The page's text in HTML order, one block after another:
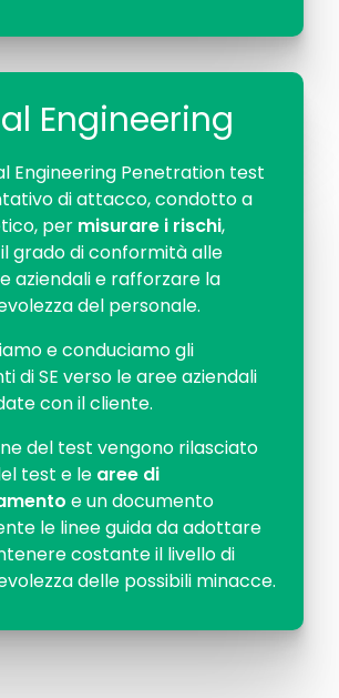
Engineering
Engineering Penetration test
di attacco, condotto a
per misurare i rischi,
grado di conformità alle
aziendali e rafforzare la
del personale.
e conduciamo gli
di SE verso le aree aziendali
con il cliente.
del test vengono rilasciato
test e le aree di
e un documento
le linee guida da adottare
costante il livello di
delle possibili minacce.